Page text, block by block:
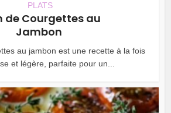
PLATS
de Courgettes au
Jambon
au jambon est une recette à la fois
et légère, parfaite pour un...